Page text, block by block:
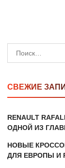
СВЕЖИЕ
RENAULT
ОДНОЙ ИЗ
НОВЫЕ
ДЛЯ ЕВРОПЫ И